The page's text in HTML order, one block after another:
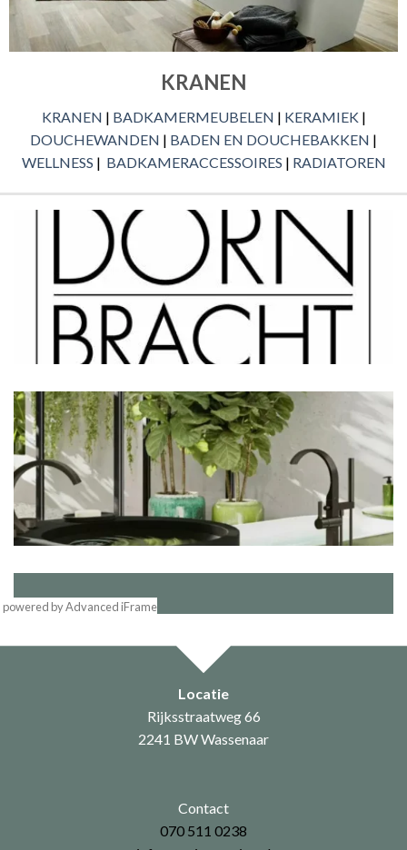
powered by Advanced iFrame
Locatie
Rijksstraatweg 66
2241 BW Wassenaar
Contact
070 511 0238